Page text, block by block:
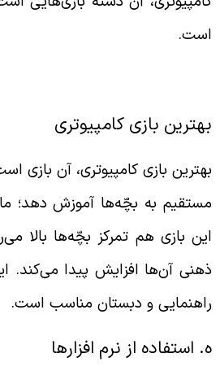
بازی کامپیوتری
بازی کامپیوتری، آن بازی
به بچّه‌ها آموزش دهد؛
بازی هم تمرکز بچّه‌ها بالا
آن‌ها افزایش پیدا میکند.
و دبستان مناسب است.
استفاده از نرم افزارها